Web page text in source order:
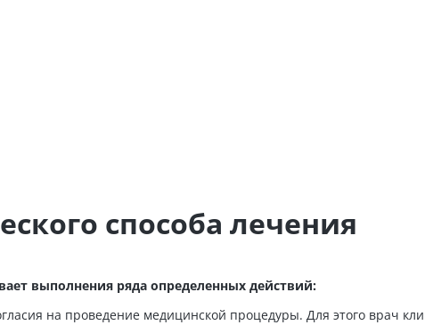
способа лечения
выполнения ряда определенных действий:
на проведение медицинской процедуры. Для этого врач